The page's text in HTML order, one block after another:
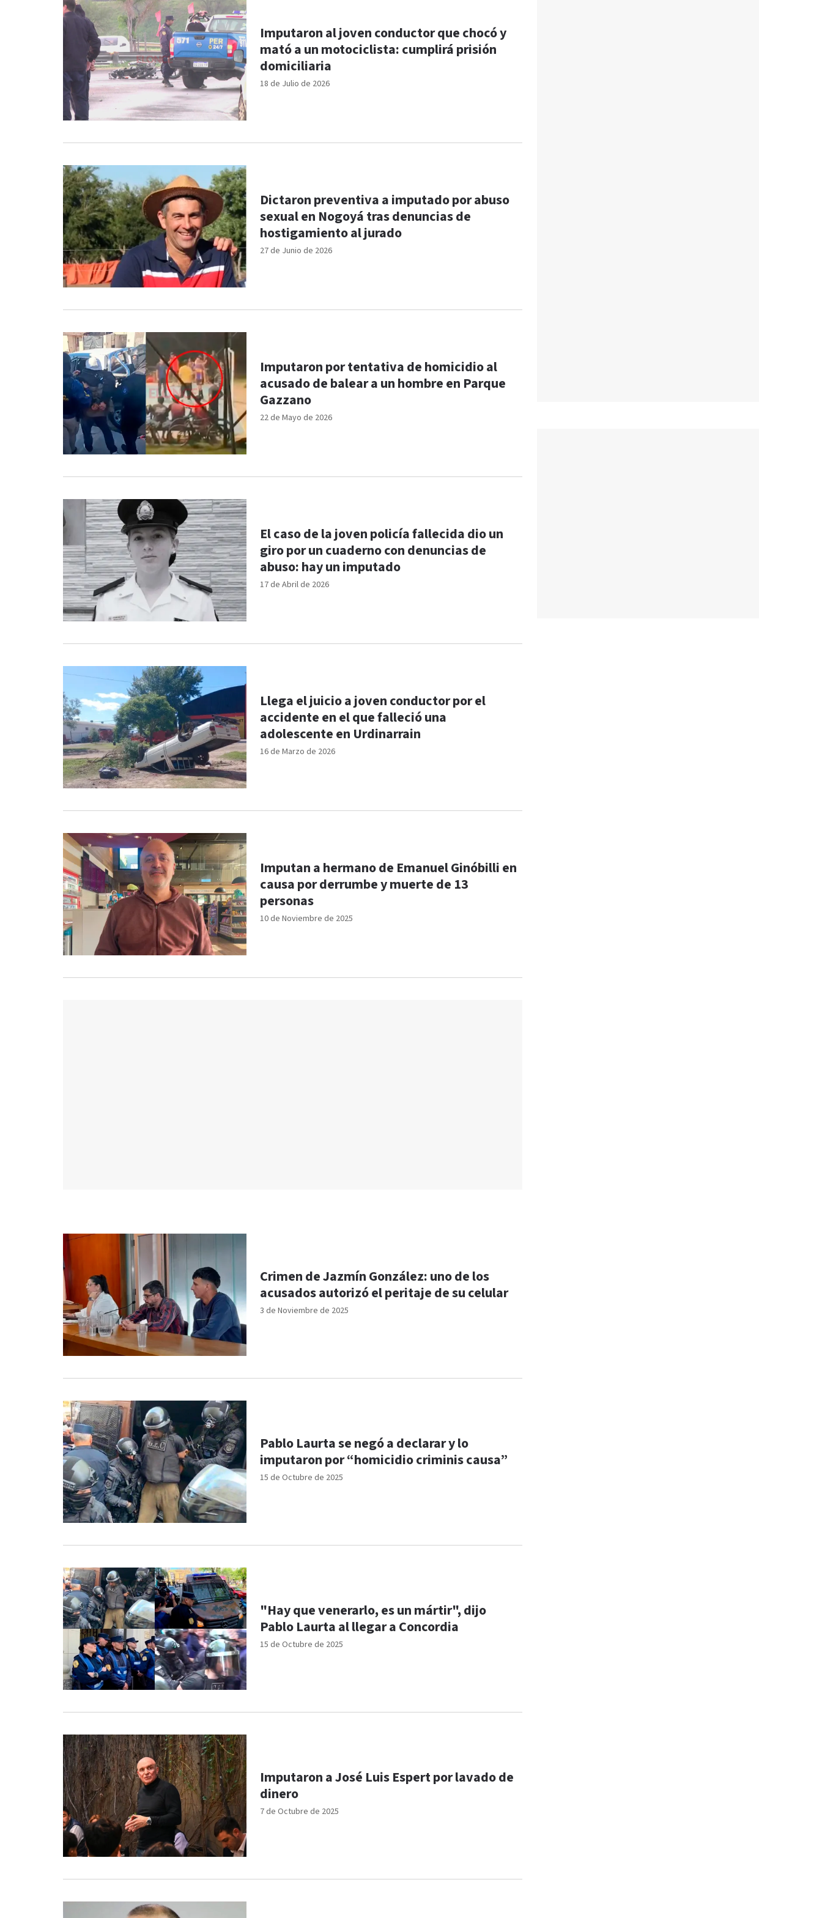
18 de Julio de 2026
Imputaron al joven conductor que chocó y
mató a un motociclista: cumplirá prisión
domiciliaria
27 de Junio de 2026
Dictaron preventiva a imputado por abuso
sexual en Nogoyá tras denuncias de
hostigamiento al jurado
22 de Mayo de 2026
Imputaron por tentativa de homicidio al
acusado de balear a un hombre en Parque
Gazzano
17 de Abril de 2026
El caso de la joven policía fallecida dio un
giro por un cuaderno con denuncias de
abuso: hay un imputado
16 de Marzo de 2026
Llega el juicio a joven conductor por el
accidente en el que falleció una
adolescente en Urdinarrain
10 de Noviembre de 2025
Imputan a hermano de Emanuel Ginóbilli en
causa por derrumbe y muerte de 13
personas
3 de Noviembre de 2025
Crimen de Jazmín González: uno de los
acusados autorizó el peritaje de su celular
15 de Octubre de 2025
Pablo Laurta se negó a declarar y lo
imputaron por “homicidio criminis causa”
15 de Octubre de 2025
"Hay que venerarlo, es un mártir", dijo
Pablo Laurta al llegar a Concordia
7 de Octubre de 2025
Imputaron a José Luis Espert por lavado de
dinero